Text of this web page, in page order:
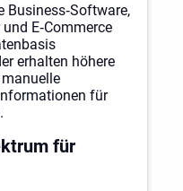
Business‑Software,
E‑Commerce
erhalten höhere
für
für